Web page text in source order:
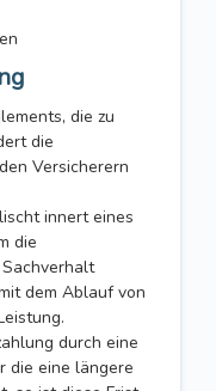
die zu
die
Versicherern
innert eines
die
dem Ablauf von
durch eine
die eine längere